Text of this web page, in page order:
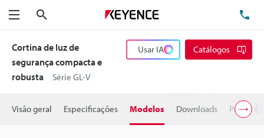
Menu
Cortina de luz de
segurança compacta e
robusta
Série GL-V
Usar IA Catálogos
Visão geral Especificações Modelos Downloads Preço